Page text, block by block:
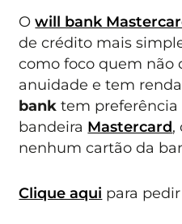
Owill bank
de crédito mais
como foco quem não
anuidade e tem
bank tem preferência
bandeira Mastercard,
nenhum cartão da
Clique aqui para